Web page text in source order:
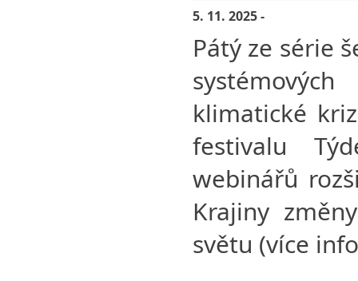
5. 11. 2025 -
Pátý ze série
klimatické
festivalu
webinářů
Krajiny
světu (více